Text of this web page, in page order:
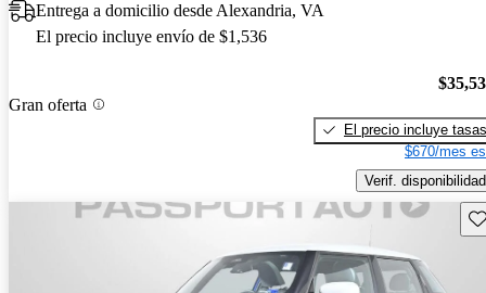
Entrega a domicilio desde Alexandria, VA
El precio incluye envío de $1,536
Gran oferta
El precio incluye tasas
$670/mes
Verif. disponibilidad